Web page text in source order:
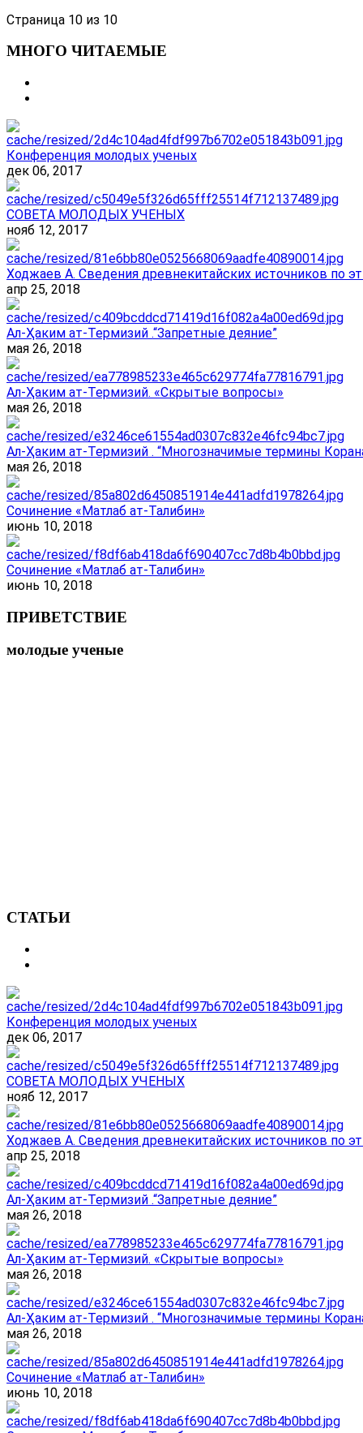
Страница 10 из 10
МНОГО ЧИТАЕМЫЕ
Конференция молодых ученых
дек 06, 2017
СОВЕТА МОЛОДЫХ УЧЕНЫХ
нояб 12, 2017
Ходжаев А. Сведения древнекитайских источников по
апр 25, 2018
Ал-Ҳаким ат-Термизий .“Запретные деяние”
мая 26, 2018
Ал-Ҳаким ат-Термизий. «Скрытые вопросы»
мая 26, 2018
Ал-Ҳаким ат-Термизий . “Многозначимые термины
мая 26, 2018
Сочинение «Матлаб ат-Талибин»
июнь 10, 2018
Сочинение «Матлаб ат-Талибин»
июнь 10, 2018
ПРИВЕТСТВИЕ
молодые ученые
СТАТЬИ
Конференция молодых ученых
дек 06, 2017
СОВЕТА МОЛОДЫХ УЧЕНЫХ
нояб 12, 2017
Ходжаев А. Сведения древнекитайских источников по
апр 25, 2018
Ал-Ҳаким ат-Термизий .“Запретные деяние”
мая 26, 2018
Ал-Ҳаким ат-Термизий. «Скрытые вопросы»
мая 26, 2018
Ал-Ҳаким ат-Термизий . “Многозначимые термины
мая 26, 2018
Сочинение «Матлаб ат-Талибин»
июнь 10, 2018